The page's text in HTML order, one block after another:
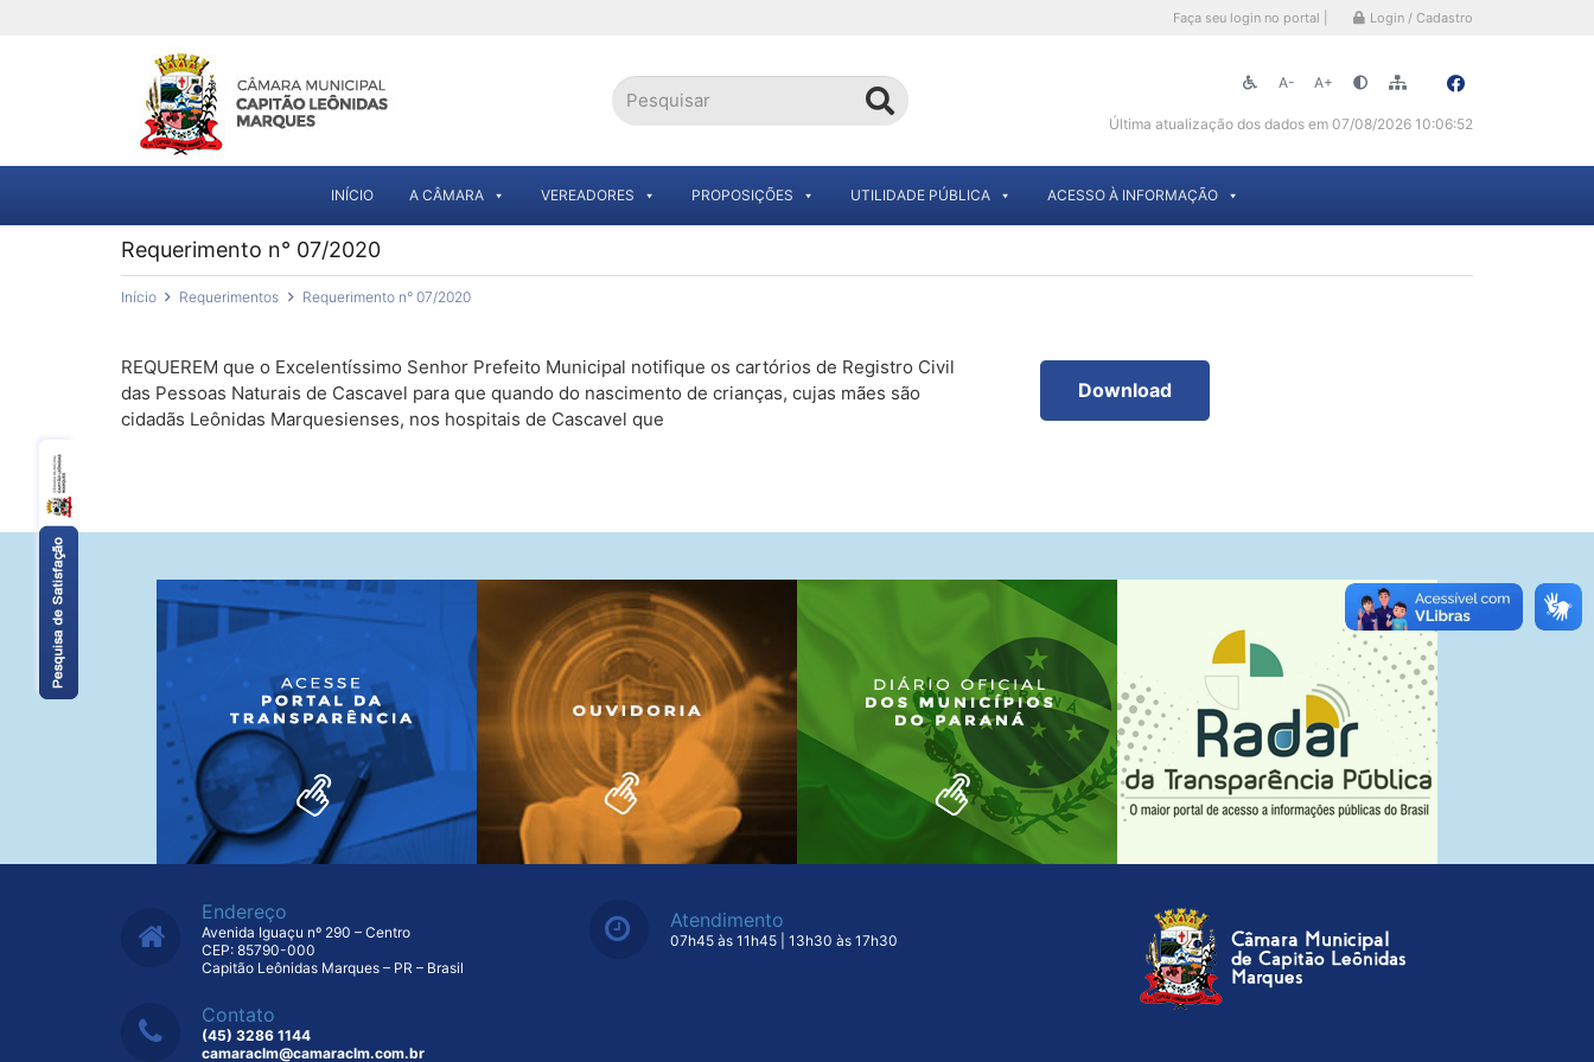
Faça seu login no portal | Login / Cadastro
A- A+
Última atualização dos dados em 07/08/2026 10:06:52
INÍCIO A CÂMARA VEREADORES PROPOSIÇÕES UTILIDADE PÚBLICA ACESSO À INFORMAÇÃO
Requerimento n° 07/2020
Início Requerimentos Requerimento n° 07/2020
REQUEREM que o Excelentíssimo Senhor Prefeito Municipal notifique os cartórios de Registro Civil
das Pessoas Naturais de Cascavel para que quando do nascimento de crianças, cujas mães são
cidadãs Leônidas Marquesienses, nos hospitais de Cascavel que
Download
Endereço
Avenida Iguaçu nº 290 – Centro
CEP: 85790-000
Capitão Leônidas Marques – PR – Brasil
Contato
(45) 3286 1144
camaraclm@camaraclm.com.br
Atendimento
07h45 às 11h45 | 13h30 às 17h30